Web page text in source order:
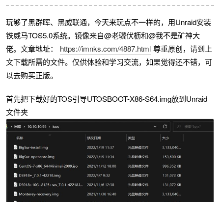
玩够了黑群晖、黑威联通，今天来玩点不一样的，用Unraid安装
铁威马TOS5.0系统。镜像来自@老骥伏枥和@我不是矿神大
佬。文章地址：
https://imnks.com/4887.html 尊重原创，请到上
文下载所需的文件。仅供体验和学习交流，如果觉得还不错，可
以去购买正版。
首先把下载好的TOS引导UTOSBOOT-X86-S64.img放到Unraid
文件夹